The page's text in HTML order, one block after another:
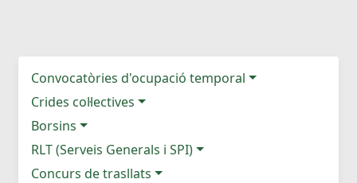
Convocatòries d'ocupació temporal
Crides col·lectives
Borsins
RLT (Serveis Generals i SPI)
Concurs de trasllats